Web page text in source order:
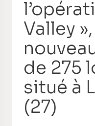
Valley
de 275
situé à
(27)